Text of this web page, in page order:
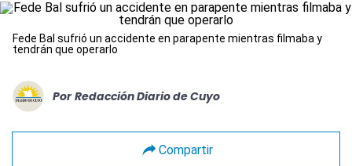
Fede Bal sufrió un accidente en parapente mientras filmaba y
tendrán que operarlo
Por Redacción Diario de Cuyo
Compartir